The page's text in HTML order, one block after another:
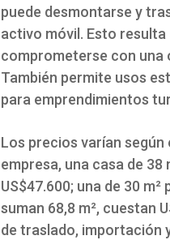
puede desmontarse y
activo móvil. Esto
comprometerse con una
También permite usos
para emprendimientos
Los precios varían según
empresa, una casa de
US$47.600; una de 30
suman 68,8 m², cuestan
de traslado, importación